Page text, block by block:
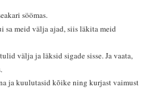
söömas.
sa meid välja ajad, siis läkita meid
välja ja läksid sigade sisse. Ja vaata,
ja kuulutasid kõike ning kurjast vaimust